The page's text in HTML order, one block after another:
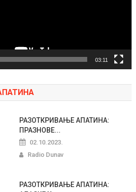
03:11
РАЗОТКРИВАЊЕ АПАТИНА:
ПРАЗНОВЕ...
02.10.2023.
Radio Dunav
РАЗОТКРИВАЊЕ АПАТИНА: